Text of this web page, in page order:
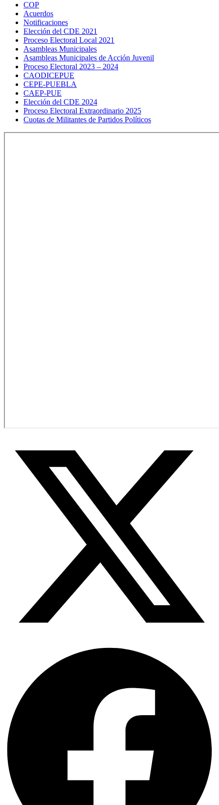
COP
Acuerdos
Notificaciones
Elección del CDE 2021
Proceso Electoral Local 2021
Asambleas Municipales
Asambleas Municipales de Acción Juvenil
Proceso Electoral 2023 – 2024
CAODICEPUE
CEPE-PUEBLA
CAEP-PUE
Elección del CDE 2024
Proceso Electoral Extraordinario 2025
Cuotas de Militantes de Partidos Políticos